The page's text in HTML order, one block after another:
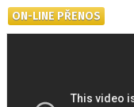
ON-LINE PŘENOS